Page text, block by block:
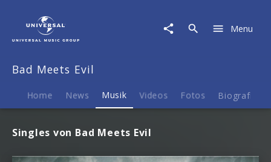
Menu
Bad Meets Evil
Home News Musik Videos Fotos Biografie
Singles von Bad Meets Evil